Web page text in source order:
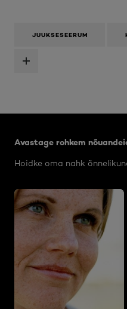
JUUKSESEERUM
Avastage rohkem
Hoidke oma nahk